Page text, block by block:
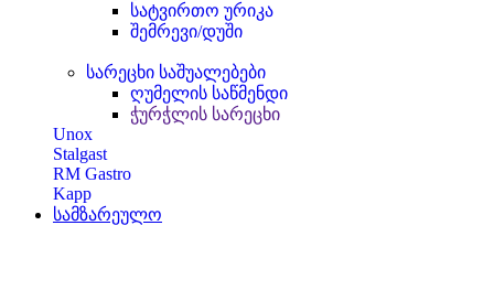
სატვირთო ურიკა
შემრევი/დუში
სარეცხი საშუალებები
ღუმელის საწმენდი
ჭურჭლის სარეცხი
Unox
Stalgast
RM Gastro
Kapp
სამზარეულო